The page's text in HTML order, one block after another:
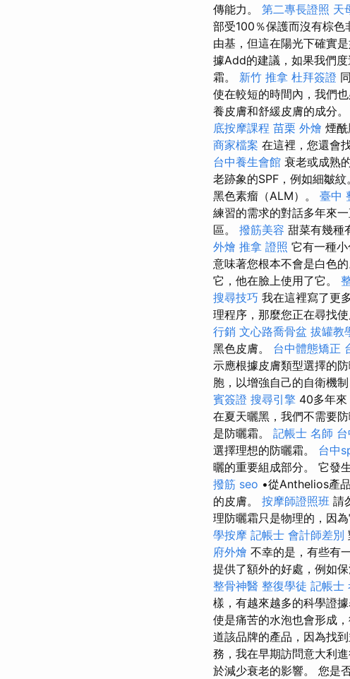
傳能力。 第二專長證照 天
部受100％保護而沒有棕色
由基，但這在陽光下確實
據Add的建議，如果我們度
霜。 新竹 推拿 杜拜簽證
使在較短的時間內，我們
養皮膚和舒緩皮膚的成分。
底按摩課程 苗栗 外燴 煙
商家檔案 在這裡，您還會
台中養生會館 衰老或成熟
老跡象的SPF，例如細皺
黑色素瘤（ALM）。 臺中
練習的需求的對話多年來
區。 撥筋美容 甜菜有幾種
外燴 推拿 證照 它有一種
意味著您根本不會是白色的
它，他在臉上使用了它。
搜尋技巧 我在這裡寫了更
理程序，那麼您正在尋找
行銷 文心路喬骨盆 拔罐教
黑色皮膚。 台中體態矯正
示應根據皮膚類型選擇的防
胞，以增強自己的自衛機
賓簽證 搜尋引擎 40多年來
在夏天曬黑，我們不需要防
是防曬霜。 記帳士 名師
選擇理想的防曬霜。 台中
曬的重要組成部分。 它發
撥筋 seo •從Anthelios產
的皮膚。 按摩師證照班 請
理防曬霜只是物理的，因
學按摩 記帳士 會計師差別
府外燴 不幸的是，有些有
提供了額外的好處，例如
整骨神醫 整復學徒 記帳士
樣，有越來越多的科學證
使是痛苦的水泡也會形成
道該品牌的產品，因為找
務，我在早期訪問意大利
於減少衰老的影響。 您是